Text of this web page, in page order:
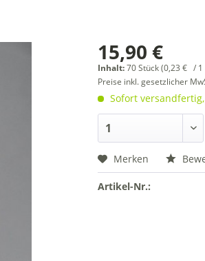
15,90 €
Inhalt:70 Stück (0,23 € / 1
Preise inkl. gesetzlicher
Sofort
Merken
Artikel-Nr.: